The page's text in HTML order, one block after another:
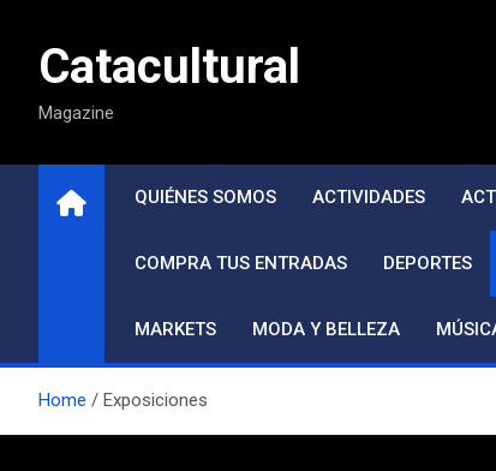
contenidoCatacultural
Magazine
QUIÉNES SOMOS ACTIVIDADES
COMPRA TUS ENTRADAS DEPORTES
MARKETS MODA Y BELLEZA
Home Exposiciones